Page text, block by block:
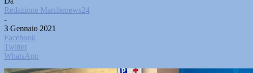
Redazione Marchenews24
-
3 Gennaio 2021
Facebook
Twitter
WhatsApp